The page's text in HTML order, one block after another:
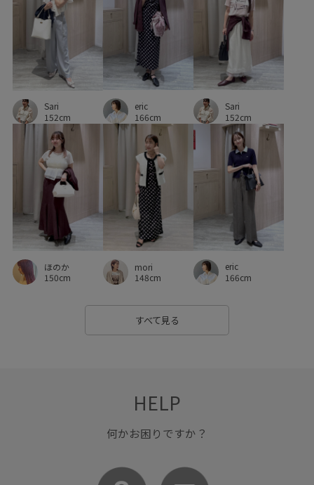
カラーバリエーション豊富 コットン コットン100%
コーディネートしやすい シワになりにくい
スカート スカーフ スッキリ セットアップ
セットアップ対象商品 ソフトタッチ タイト
デイリーで活躍 トレンド ドライ ドライタッチ
ニュアンスがある ビスチェ フォーマル
フォーマルシーン ブラウス ベルト ベーシック
ポケット付き ポリエステル マニッシュ リネン
ワイドパンツ 伸縮性 使い勝手がいい 入園式
冷んやり 冷房対策 別注 別注アイテム
卒業式入学式 取り外し可能
取り外し可能なショルダー 定番 履きやすい
限定カラー 高級感
Sari
152cm
eric
166cm
Sari
152cm
ほのか
150cm
mori
148cm
eric
166cm
すべて見る
HELP
何かお困りですか？